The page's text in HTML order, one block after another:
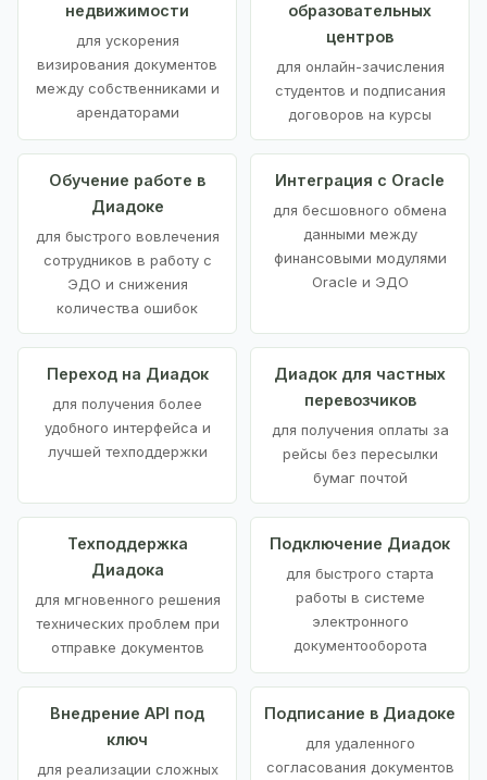
недвижимости
для ускорения
визирования документов
между собственниками и
арендаторами
образовательных
центров
для онлайн-зачисления
студентов и подписания
договоров на курсы
Обучение работе в
Диадоке
для быстрого вовлечения
сотрудников в работу с
ЭДО и снижения
количества ошибок
Интеграция с Oracle
для бесшовного обмена
данными между
финансовыми модулями
Oracle и ЭДО
Переход на Диадок
для получения более
удобного интерфейса и
лучшей техподдержки
Диадок для частных
перевозчиков
для получения оплаты за
рейсы без пересылки
бумаг почтой
Техподдержка
Диадока
для мгновенного решения
технических проблем при
отправке документов
Подключение Диадок
для быстрого старта
работы в системе
электронного
документооборота
Внедрение API под
ключ
для реализации сложных
Подписание в Диадоке
для удаленного
согласования документов